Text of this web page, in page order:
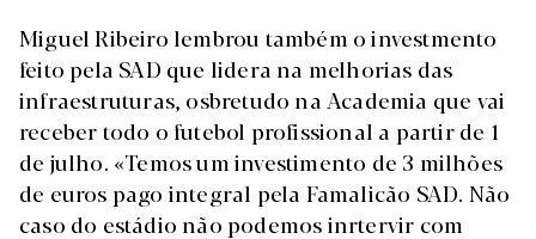
Miguel Ribeiro lembrou também o investmento
feito pela SAD que lidera na melhorias das
infraestruturas, osbretudo na Academia que vai
receber todo o futebol profissional a partir de 1
de julho. «Temos um investimento de 3 milhões
de euros pago integral pela Famalicão SAD. Não
caso do estádio não podemos inrtervir com